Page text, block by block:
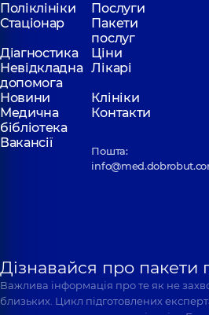
Поліклініки
Послуги
Стаціонар
Пакети
послуг
Діагностика
Ціни
Невідкладна
допомога
Лікарі
Новини
Клініки
Медична
бібліотека
Контакти
Вакансії
Пошта:
Дізнавайся про
Важлива інформація про те як не
близьких. Цикл підготовлених